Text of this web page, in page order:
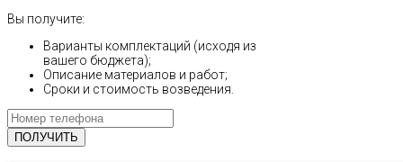
Вы получите:
Варианты комплектаций (исходя из
вашего бюджета);
Описание материалов и работ;
Сроки и стоимость возведения.